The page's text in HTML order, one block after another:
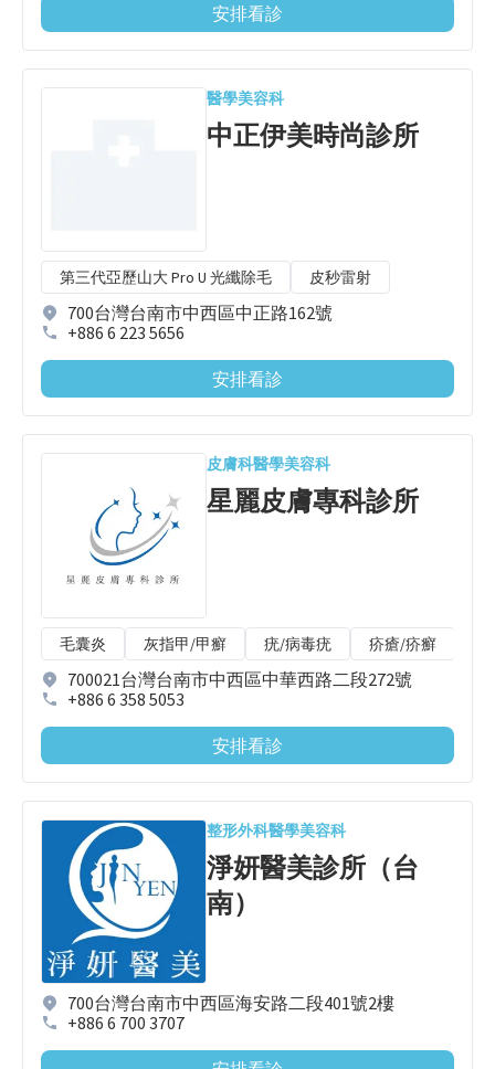
安排看診
醫學美容科
中正伊美時尚診所
第三代亞歷山大 Pro U 光纖除毛 皮秒雷射
700台灣台南市中西區中正路162號
+886 6 223 5656
安排看診
皮膚科醫學美容科
星麗皮膚專科診所
毛囊炎 灰指甲/甲癬 疣/病毒疣 疥瘡/疥癬
700021台灣台南市中西區中華西路二段272號
+886 6 358 5053
安排看診
整形外科醫學美容科
淨妍醫美診所（台
南）
700台灣台南市中西區海安路二段401號2樓
+886 6 700 3707